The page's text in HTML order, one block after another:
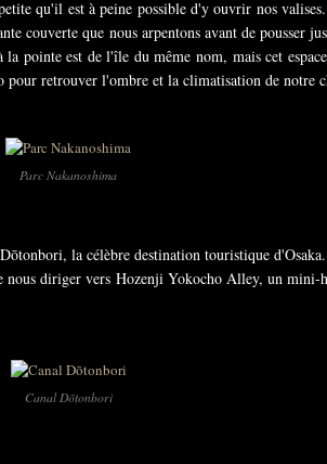
qu'il est à peine possible d'y ouvrir nos
couverte que nous arpentons avant de pousser
pointe est de l'île du même nom, mais cet
pour retrouver l'ombre et la climatisation de notre
Parc Nakanoshima
la célèbre destination touristique
diriger vers Hozenji Yokocho Alley, un mini-
Canal Dōtonbori